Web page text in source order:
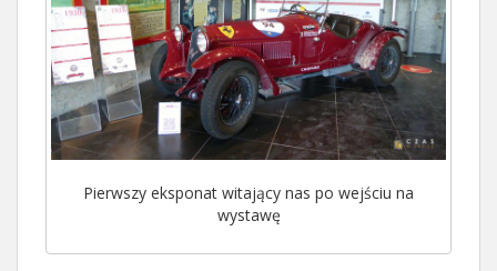
Pierwszy eksponat witający nas po wejściu na
wystawę